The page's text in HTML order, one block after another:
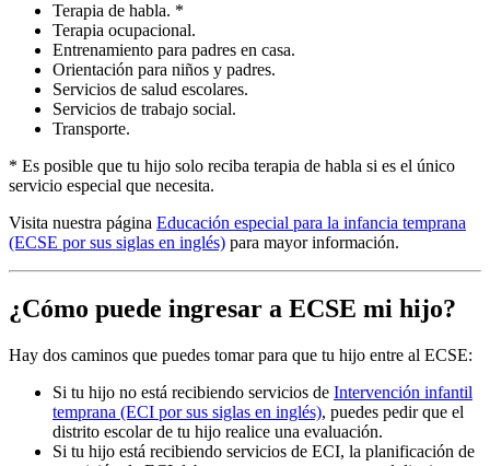
Terapia de habla. *
Terapia ocupacional.
Entrenamiento para padres en casa.
Orientación para niños y padres.
Servicios de salud escolares.
Servicios de trabajo social.
Transporte.
* Es posible que tu hijo solo reciba terapia de habla si es el único
servicio especial que necesita.
Visita nuestra página Educación especial para la infancia temprana
(ECSE por sus siglas en inglés) para mayor información.
¿Cómo puede ingresar a ECSE mi hijo?
Hay dos caminos que puedes tomar para que tu hijo entre al ECSE:
Si tu hijo no está recibiendo servicios de Intervención infantil
temprana (ECI por sus siglas en inglés), puedes pedir que el
distrito escolar de tu hijo realice una evaluación.
Si tu hijo está recibiendo servicios de ECI, la planificación de